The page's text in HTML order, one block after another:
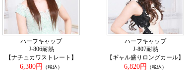
ハーフキャップ
J-806耐熱
【ナチュカワストレート】
6,380円
（税込）
ハーフキャップ
J-807耐熱
【ギャル盛りロングカール】
6,820円
（税込）